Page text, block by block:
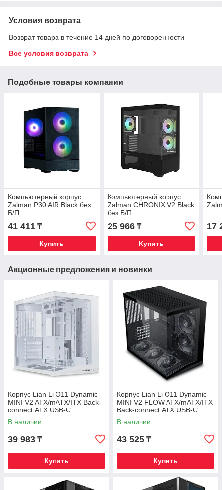
Условия возврата
Возврат товара в течение 14 дней по договоренности
Все условия возврата
Подобные товары компании
Компьютерный корпус
Zalman P30 AIR Black без
Б/П
41 411 ₸
Купить
Компьютерный корпус
Zalman CHRONIX V2 Black
без Б/П
25 966₸
Купить
17
Акционные предложения и новинки
Корпус Lian Li O11 Dynamic
MINI V2 ATX/mATX/ITX Back-
connect:ATX USB-C
G99.O11DMIV2W.00 Белый
В наличии
39 983 ₸
Купить
Корпус Lian Li O11 Dynamic
MINI V2 FLOW ATX/mATX/ITX
Back-connect:ATX USB-C
G99.O11DMIV2FX.00 Черный
В наличии
43 525 ₸
Купить